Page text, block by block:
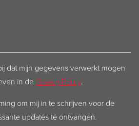
dat mijn gegevens verwerkt mogen
in de Privacy Policy.
om mij in te schrijven voor de
updates te ontvangen.